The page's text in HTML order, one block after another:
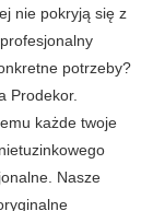
nie pokryją się z
potrzeby?
Prodekor.
każde twoje
Nasze